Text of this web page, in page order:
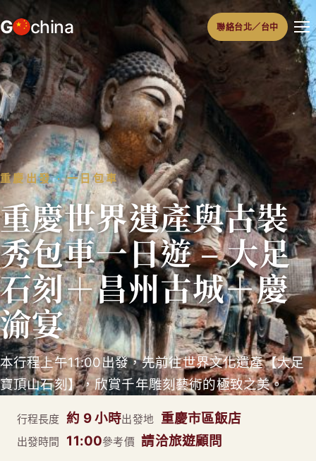
至
主
要
內
容
G china 聯絡台北／台中
重慶出發 ‧ 一日包車
重慶世界遺產與古裝
秀包車一日遊 – 大足
石刻＋昌州古城＋慶
渝宴
本行程上午11:00出發，先前往世界文化遺產【大足
寶頂山石刻】，欣賞千年雕刻藝術的極致之美。
行程長度 約 9 小時出發地 重慶市區飯店
出發時間 11:00參考價 請洽旅遊顧問